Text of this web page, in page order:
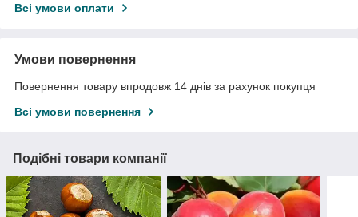
Всі умови оплати
Умови повернення
Повернення товару впродовж 14 днів за рахунок покупця
Всі умови повернення
Подібні товари компанії